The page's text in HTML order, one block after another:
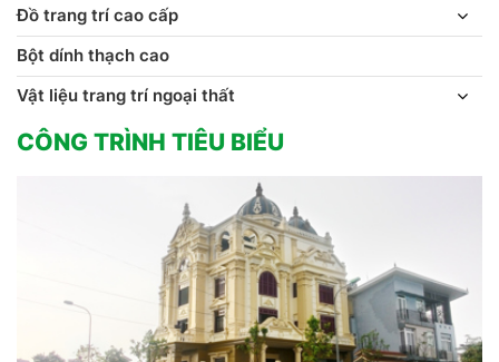
Đồ trang trí cao cấp
Bột dính thạch cao
Vật liệu trang trí ngoại thất
CÔNG TRÌNH TIÊU BIỂU